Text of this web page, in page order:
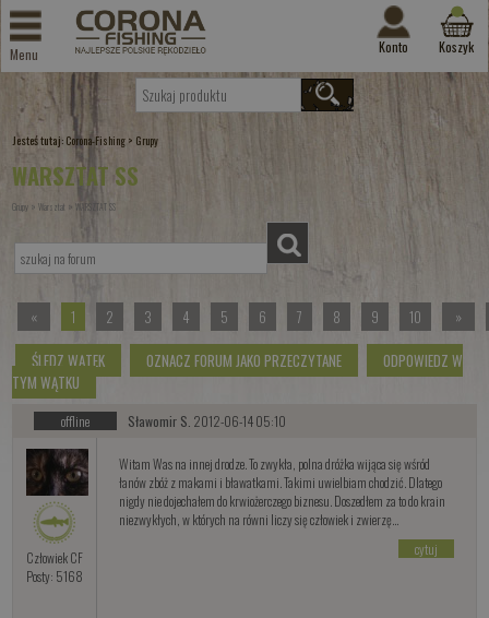
Menu Konto Koszyk
Jesteś tutaj: Corona-Fishing > Grupy
WARSZTAT SS
Grupy »Warsztat »WARSZTAT SS
« 1 2 3 4 5 6 7 8 9 10
»
ŚLEDZ WĄTEK
OZNACZ FORUM JAKO PRZECZYTANE
ODPOWIEDZ W
TYM WĄTKU
offline Sławomir S. 2012-06-14 05:10
Człowiek CF
Posty: 5168
Witam Was na innej drodze. To zwykła, polna dróżka wijąca się wśród
łanów zbóż z makami i bławatkami. Takimi uwielbiam chodzić. Dlatego
nigdy nie dojechałem do krwiożerczego biznesu. Doszedłem za to do krain
niezwykłych, w których na równi liczy się człowiek i zwierzę...
cytuj